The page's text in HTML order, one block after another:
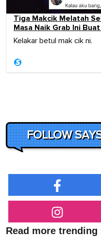
Tiga Makcik Melatah
Masa Naik Grab Ini
Kelakar betul mak cik ni.
FOLLOW
Read more trending